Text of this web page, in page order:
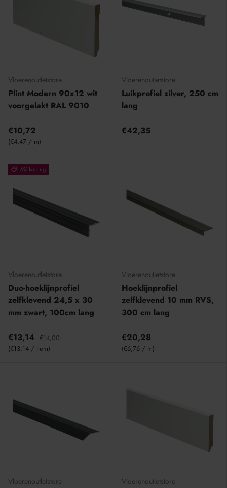
Vloerenoutletstore
Plint Modern 90x12 wit
voorgelakt RAL 9010
€10,72
Eenheid prijs
€4,47 / m
Vloerenoutletstore
Luikprofiel zilver, 250 cm
lang
€42,35
6% korting
Vloerenoutletstore
Duo-hoeklijnprofiel
zelfklevend 24,5 x 30
mm zwart, 100cm lang
€13,14 €14,00
Eenheid prijs
€13,14 / item
Vloerenoutletstore
Hoeklijnprofiel
zelfklevend 10 mm RVS,
300 cm lang
€20,28
Eenheid prijs
€6,76 / m
Vloerenoutletstore Vloerenoutletstore